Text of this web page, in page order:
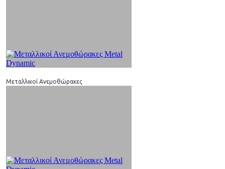
Μεταλλικοί Ανεμοθώρακες